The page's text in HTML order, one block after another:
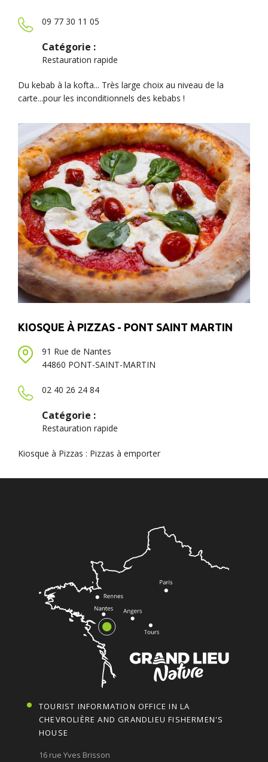
09 77 30 11 05
Catégorie :
Restauration rapide
Du kebab à la kofta... Très large choix au niveau de la
carte...pour les inconditionnels des kebabs !
KIOSQUE À PIZZAS - PONT SAINT MARTIN
91 Rue de Nantes
44860 PONT-SAINT-MARTIN
02 40 26 24 84
Catégorie :
Restauration rapide
Kiosque à Pizzas : Pizzas à emporter
TOURIST INFORMATION OFFICE IN LA
CHEVROLIÈRE AND GRANDLIEU FISHERMEN'S
HOUSE
16 rue Yves Brisson